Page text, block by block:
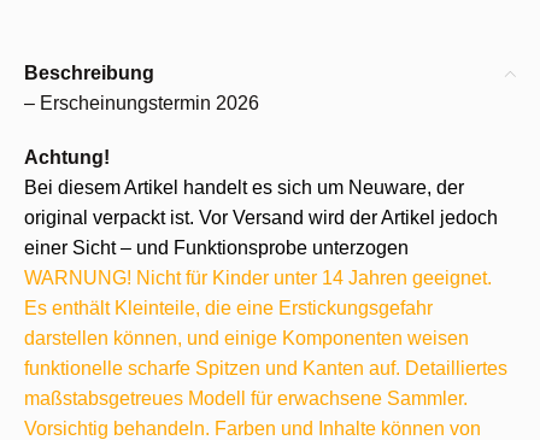
Beschreibung
– Erscheinungstermin 2026
Achtung!
Bei diesem Artikel handelt es sich um Neuware, der
original verpackt ist. Vor Versand wird der Artikel jedoch
einer Sicht – und Funktionsprobe unterzogen
WARNUNG! Nicht für Kinder unter 14 Jahren geeignet.
Es enthält Kleinteile, die eine Erstickungsgefahr
darstellen können, und einige Komponenten weisen
funktionelle scharfe Spitzen und Kanten auf. Detailliertes
maßstabsgetreues Modell für erwachsene Sammler.
Vorsichtig behandeln. Farben und Inhalte können von